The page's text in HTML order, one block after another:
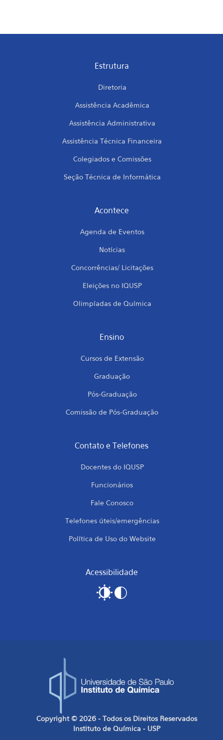
Estrutura
Diretoria
Assistência Acadêmica
Assistência Administrativa
Assistência Técnica Financeira
Colegiados e Comissões
Seção Técnica de Informática
Acontece
Agenda de Eventos
Notícias
Concorrências/ Licitações
Eleições no IQUSP
Olimpíadas de Química
Ensino
Cursos de Extensão
Graduação
Pós-Graduação
Comissão de Pós-Graduação
Contato e Telefones
Docentes do IQUSP
Funcionários
Fale Conosco
Telefones úteis/emergências
Política de Uso do Website
Acessibilidade
Copyright © 2026 - Todos os Direitos Reservados
Instituto de Química - USP